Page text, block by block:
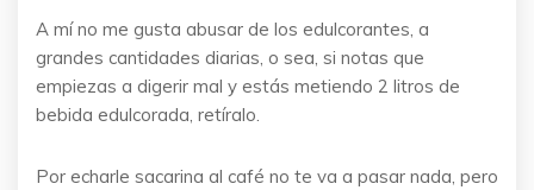
A mí no me gusta abusar de los edulcorantes, a
grandes cantidades diarias, o sea, si notas que
empiezas a digerir mal y estás metiendo 2 litros de
bebida edulcorada, retíralo.
Por echarle sacarina al café no te va a pasar nada, pero